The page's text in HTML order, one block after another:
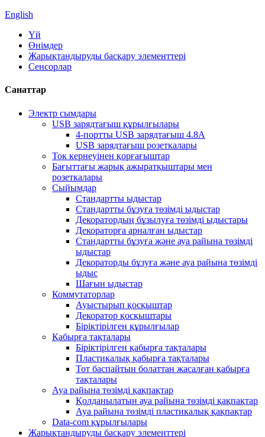
English
Үй
Өнімдер
Жарықтандыруды басқару элементтері
Сенсорлар
Санаттар
Электр сымдары
USB зарядтағыш құрылғылары
4-портты USB зарядтағыш 4.8A
USB зарядтағыш розеткалары
Ток кернеуінен қорғағыштар
Бағыттағы жарық ажыратқыштары мен
розеткалары
Сыйымдар
Стандартты ыдыстар
Стандартты бұзуға төзімді ыдыстар
Декоратордың бұзылуға төзімді ыдыстары
Декораторға арналған ыдыстар
Стандартты бұзуға және ауа райына төзімді
ыдыстар
Декораторды бұзуға және ауа райына төзімді
ыдыс
Шағын ыдыстар
Коммутаторлар
Ауыстырып қосқыштар
Декоратор қосқыштары
Біріктірілген құрылғылар
Қабырға тақталары
Біріктірілген қабырға тақталары
Пластикалық қабырға тақталары
Тот баспайтын болаттан жасалған қабырға
тақталары
Ауа райына төзімді қақпақтар
Қолданылатын ауа райына төзімді қақпақтар
Ауа райына төзімді пластикалық қақпақтар
Data-com құрылғылары
Жарықтандыруды басқару элементтері